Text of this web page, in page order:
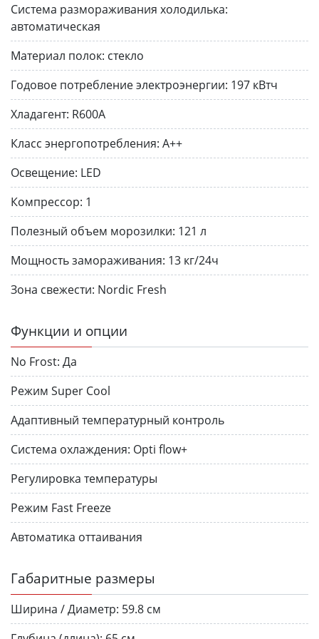
Система размораживания холодилька:
автоматическая
Материал полок: стекло
Годовое потребление электроэнергии: 197 кВтч
Хладагент: R600A
Класс энергопотребления: А++
Освещение: LED
Компрессор: 1
Полезный объем морозилки: 121 л
Мощность замораживания: 13 кг/24ч
Зона свежести: Nordic Fresh
Функции и опции
No Frost: Да
Режим Super Сool
Адаптивный температурный контроль
Система охлаждения: Opti flow+
Регулировка температуры
Режим Fast Freeze
Автоматика оттаивания
Габаритные размеры
Ширина / Диаметр: 59.8 см